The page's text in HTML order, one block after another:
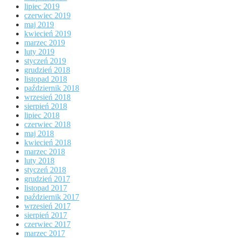
lipiec 2019
czerwiec 2019
maj 2019
kwiecień 2019
marzec 2019
luty 2019
styczeń 2019
grudzień 2018
listopad 2018
październik 2018
wrzesień 2018
sierpień 2018
lipiec 2018
czerwiec 2018
maj 2018
kwiecień 2018
marzec 2018
luty 2018
styczeń 2018
grudzień 2017
listopad 2017
październik 2017
wrzesień 2017
sierpień 2017
czerwiec 2017
marzec 2017